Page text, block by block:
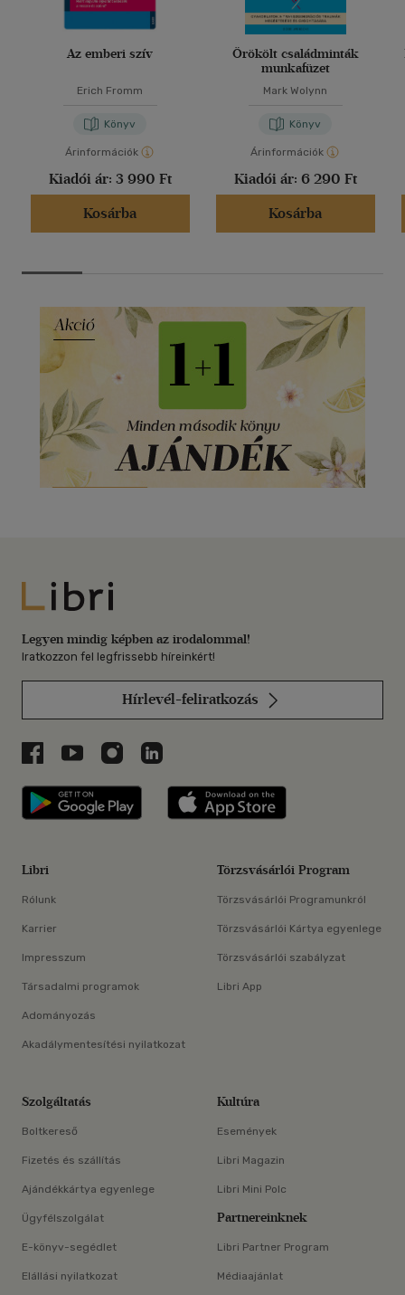
Az emberi szív
Erich Fromm
Könyv
Árinformációk
Kiadói ár: 3 990 Ft
Kosárba
Örökölt családminták
munkafüzet
Mark Wolynn
Könyv
Árinformációk
Kiadói ár: 6 290 Ft
Kosárba
Libri
Legyen mindig képben az irodalommal!
Iratkozzon fel legfrissebb híreinkért!
Hírlevél-feliratkozás
Libri a Facebookon
Libri a Youtube-on
Libri az Instagramon
Libri a LinkedInen
Libri applikáció Szerezd meg: Google
Libri
Rólunk
Karrier
Impresszum
Társadalmi programok
Adományozás
Akadálymentesítési nyilatkozat
Törzsvásárlói Program
Törzsvásárlói Programunkról
Törzsvásárlói Kártya egyenlege
Törzsvásárlói szabályzat
Libri App
Szolgáltatás
Boltkereső
Fizetés és szállítás
Ajándékkártya egyenlege
Ügyfélszolgálat
E-könyv-segédlet
Elállási nyilatkozat
Kultúra
Események
Libri Magazin
Libri Mini Polc
Partnereinknek
Libri Partner Program
Médiaajánlat